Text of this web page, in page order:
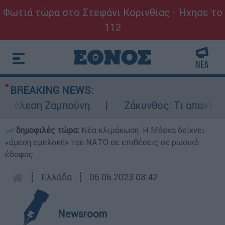
Φωτιά τώρα στο Στεφάνι Κορινθίας - Ήχησε το
112
BREAKING NEWS:
Ζαμπούνη
Ζάκυνθος: Τι απαντά
δημοφιλές τώρα: Νέα κλιμάκωση: Η Μόσχα δείχνει
«άμεση εμπλοκή» του ΝΑΤΟ σε επιθέσεις σε ρωσικό
έδαφος
┋ Ελλάδα ┋ 06.06.2023 08:42
Newsroom